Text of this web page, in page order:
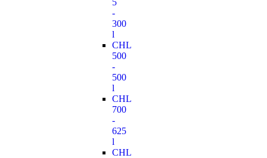
5
-
300
l
CHL
500
-
500
l
CHL
700
-
625
l
CHL